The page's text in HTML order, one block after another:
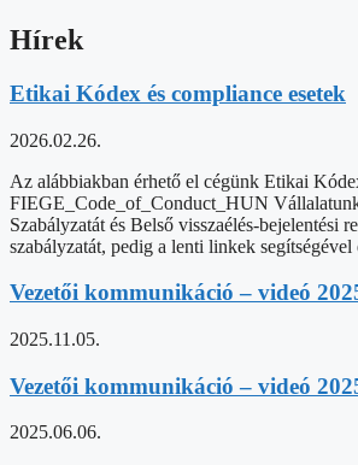
Hírek
Etikai Kódex és compliance esetek
2026.02.26.
Az alábbiakban érhető el cégünk Etikai
FIEGE_Code_of_Conduct_HUN
Szabályzatát és Belső visszaélés-bejelentési
szabályzatát, pedig a lenti linkek segítségével
Vezetői kommunikáció – videó
2025.11.05.
Vezetői kommunikáció – videó
2025.06.06.